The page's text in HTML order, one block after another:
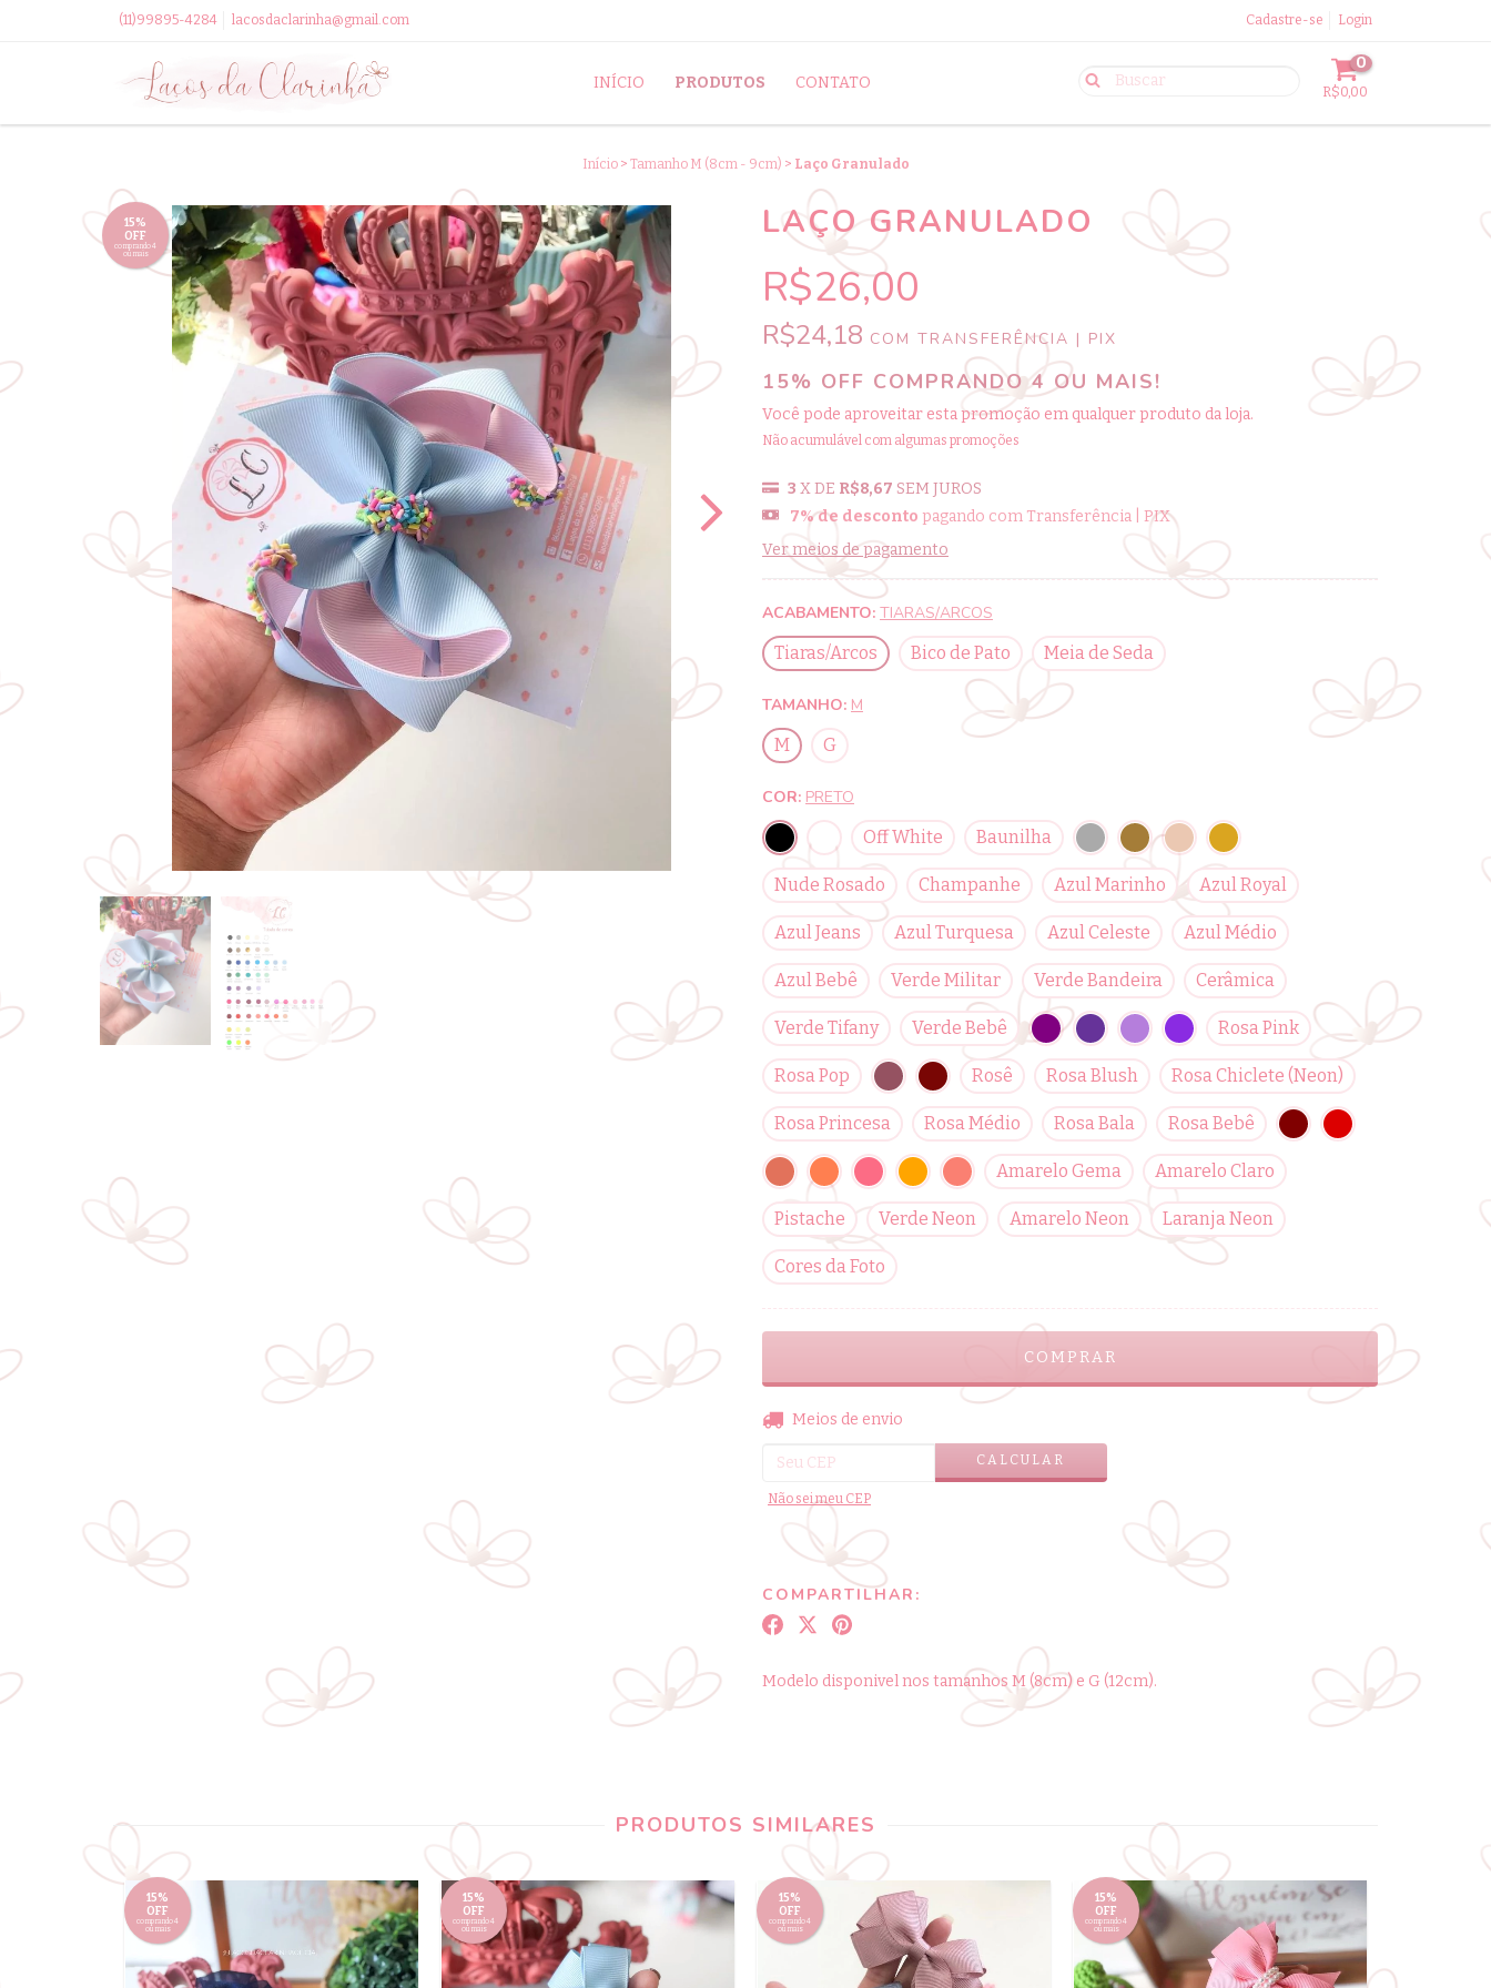
(11)99895-4284 lacosdaclarinha@gmail.com Cadastre-se Login
INÍCIO PRODUTOS CONTATO
0
R$0,00
Início > Tamanho M (8cm - 9cm) > Laço Granulado
15%
OFF
comprando 4
ou mais
LAÇO GRANULADO
R$26,00
R$24,18 COM TRANSFERÊNCIA | PIX
15% OFF COMPRANDO 4 OU MAIS!
Você pode aproveitar esta promoção em qualquer produto da loja.
Não acumulável com algumas promoções
3 X DE R$8,67 SEM JUROS
7% de desconto pagando com Transferência | PIX
Ver meios de pagamento
ACABAMENTO: TIARAS/ARCOS
Tiaras/Arcos
Bico de Pato Meia de Seda
TAMANHO: M
M
G
COR: PRETO
Off White
Baunilha
Nude Rosado Champanhe Azul Marinho Azul Royal
Azul Jeans Azul Turquesa Azul Celeste Azul Médio
Azul Bebê Verde Militar Verde Bandeira Cerâmica
Verde Tifany Verde Bebê Rosa Pink
Rosa Pop Rosê Rosa Blush Rosa Chiclete (Neon)
Rosa Princesa Rosa Médio Rosa Bala Rosa Bebê
Amarelo Gema Amarelo Claro
Pistache Verde Neon Amarelo Neon Laranja Neon
Cores da Foto
Entregas para o CEP:
Meios de envio
CALCULAR
Não sei meu CEP
COMPARTILHAR:
Modelo disponivel nos tamanhos M (8cm) e G (12cm).
PRODUTOS SIMILARES
15%
OFF
comprando 4
ou mais
15%
OFF
comprando 4
ou mais
15%
OFF
comprando 4
ou mais
15%
OFF
comprando 4
ou mais